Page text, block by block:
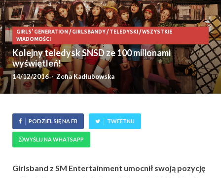
GIRLS' GENERATION /GIRLSBANDY/TELEDYSKI /WSZYSTKIE
WIADOMOŚCI
Kolejny teledysk SNSD ze 100 milionami
wyświetleń!
14/12/2016-Zofia Kadłubowska
PODZIEL SIĘ NA FB TWEETNIJ
WYŚLIJ NA WHATSAPP
Girlsband z SM Entertainment umocnił swoją pozycję